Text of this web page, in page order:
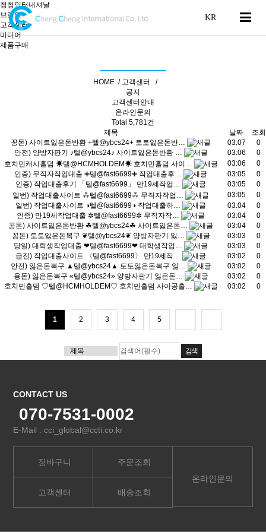
청청인터내셔날
브랜드
고객센터
미디어
제품구매
HOME / 고객센터 /
공지
고객센터안내
온라인문의
Total 5,781건
제목
날짜
조회
꽁돈) 사이트잃은돈반환 +텔@ybcs24+ 토토잃은돈반…
03:07
0
안전) 양방자판기 ♪텔@ybcs24♪ 사이트잃은돈반환 …
03:06
0
호치민캐시홀덤 ☀텔@HCMHOLDEM☀ 호치민홀덤 사이…
03:06
0
인증) 무직자작업대출 ➕텔@fast6699➕ 작업대출후…
03:05
0
인증) 작업대출후기 「텔@fast6699」 만19세작업…
03:05
0
일번) 작업대출사이트 ⁂텔@fast6699⁂ 무직자작업…
03:05
0
일번) 작업대출사이트 ◑텔@fast6699◑ 작업대출하…
03:04
0
인증) 만19세작업대출 ✲텔@fast6699✲ 무직자작…
03:04
0
꽁돈) 사이트잃은돈반환 ☘텔@ybcs24☘ 사이트잃은돈…
03:04
0
꽁돈) 토토잃은돈복구 ❦텔@ybcs24❦ 양방자판기 잃…
03:03
0
당일) 대학생작업대출 ❤텔@fast6699❤ 대학생작업…
03:03
0
급전) 작업대출사이트 〈텔@fast6699〉 만19세작…
03:02
0
안전) 잃은돈복구 ▲텔@ybcs24▲ 토토잃은돈복구 잃…
03:02
0
용돈) 잃은돈복구 «텔@ybcs24» 양방자판기 잃은돈…
03:02
0
호치민홀덤 ♡텔@HCMHOLDEM♡ 호치민홀덤 사이공홀…
03:02 0
1 2 3 4 5
CONTACT US
070-7531-0002
E-Mail : cci_global@ccti.co.kr
장바구니
고객센터
주문조회
배송조회
온라인문의